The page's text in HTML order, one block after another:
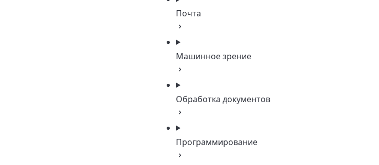
Почта
Машинное зрение
Обработка документов
Программирование